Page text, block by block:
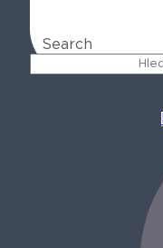
Search